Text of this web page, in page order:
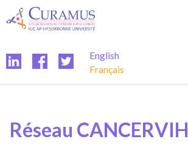
Passer
au
English
Français
Réseau CANCERVIH